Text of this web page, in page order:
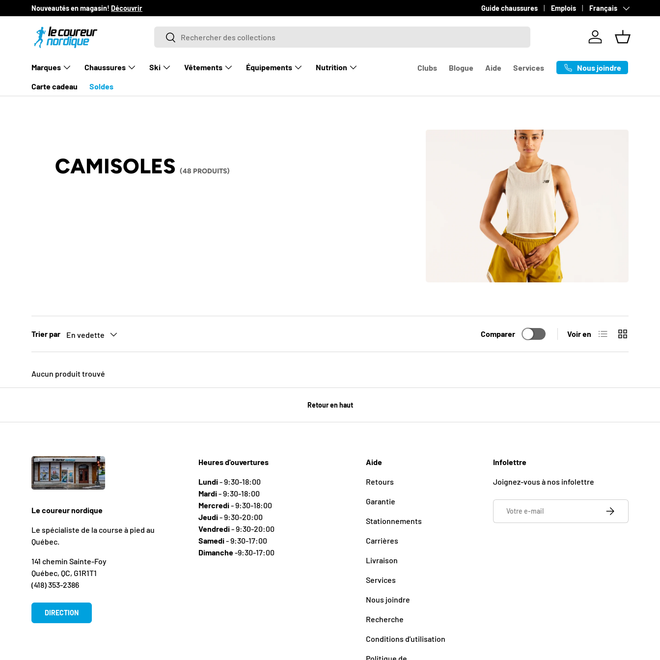
ALLER AU CONTENU
Nouveautés en magasin! Découvrir Livraison gratuite sur les commandes de +100$en savoir
Guide chaussures Emplois Langue
Français
Recherche
Rechercher
Se connecter
Panier
Marques Chaussures Ski Vêtements Équipements Nutrition
Carte cadeau Soldes
Clubs Blogue Aide Services Nous joindre
CAMISOLES (48 PRODUITS)
Trier par En vedette Comparer Voir en Liste Grille
Aucun produit trouvé
Retour en haut
Le coureur nordique
Le spécialiste de la course à pied au
Québec.
141 chemin Sainte-Foy
Québec, QC, G1R1T1
(418) 353-2386
DIRECTION
Heures d'ouvertures
Lundi- 9:30-18:00
Mardi- 9:30-18:00
Mercredi- 9:30-18:00
Jeudi- 9:30-20:00
Vendredi- 9:30-20:00
Samedi- 9:30-17:00
Dimanche-9:30-17:00
Aide
Retours
Garantie
Stationnements
Carrières
Livraison
Services
Nous joindre
Recherche
Conditions d'utilisation
Politique de
Infolettre
Joignez-vous à nos infolettre
S’INSCRIRE